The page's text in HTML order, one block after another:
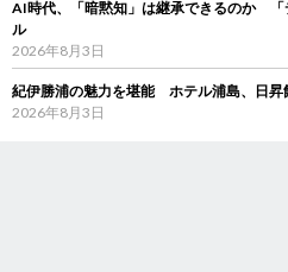
AI時代、「暗黙知」は継承できるのか 「
ル
2026年8月3日
紀伊勝浦の魅力を堪能 ホテル浦島、日昇
2026年8月3日